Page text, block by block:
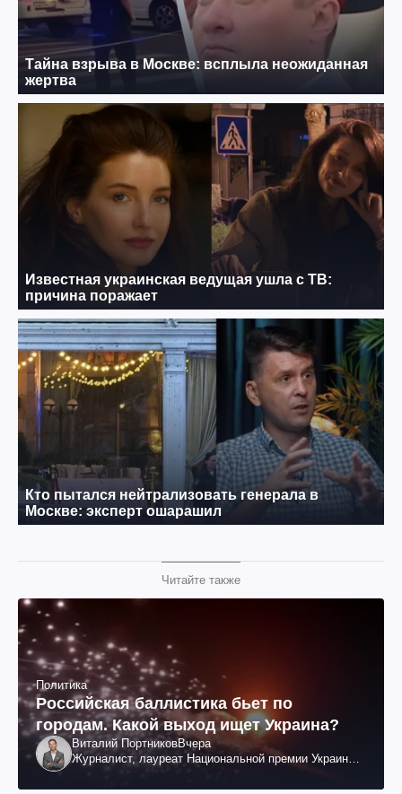
Читайте также
Политика
Российская баллистика бьет по
городам. Какой выход ищет Украина?
Виталий ПортниковВчера
Журналист, лауреат Национальной премии Украины